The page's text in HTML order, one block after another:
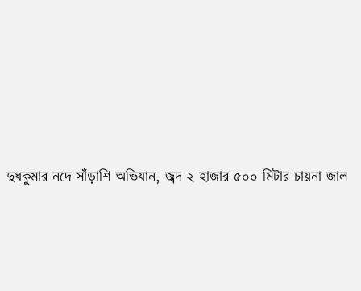
দুধকুমার নদে সাঁড়াশি অভিযান, জব্দ ২ হাজার ৫০০ মিটার চায়না জাল